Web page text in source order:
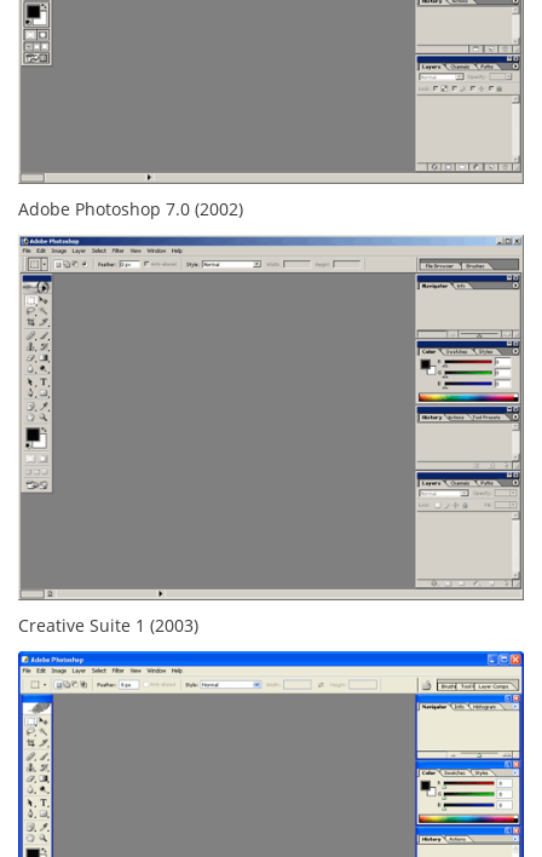
Adobe Photoshop 7.0 (2002)
Creative Suite 1 (2003)